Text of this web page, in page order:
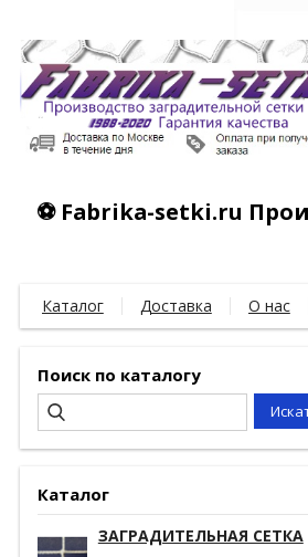
⚽ Fabrika-setki.ru
Каталог Доставка О нас
Поиск по каталогу
Каталог
ЗАГРАДИТЕЛЬНАЯ СЕТКА